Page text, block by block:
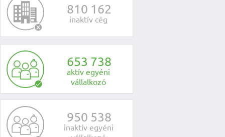
810 162
inaktív cég
653 738
aktív egyéni
vállalkozó
950 538
inaktív egyéni